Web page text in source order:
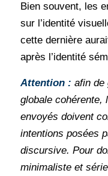
Bien souvent, les
sur l’identité
cette dernière
après l’identité
Attention : afin de
globale cohérente,
envoyés doivent
intentions posées
discursive. Pour
minimaliste et